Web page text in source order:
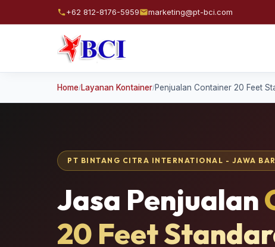
+62 812-8176-5959 marketing@pt-bci.com
Home/Layanan Kontainer/Penjualan Container 20 Feet
PT BINTANG CITRA INTERNATIONAL - JAWA
Jasa Penjualan
20 Feet